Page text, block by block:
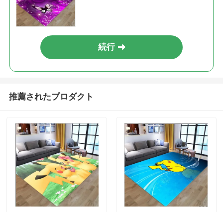
続行
推薦されたプロダクト